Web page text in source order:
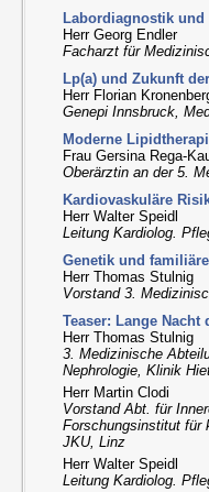
Labordiagnostik
Herr Georg Endler
Facharzt für
Lp(a) und Zukunft
Herr Florian
Genepi Innsbruck,
Moderne
Frau Gersina Rega-
Oberärztin an der 5.
Kardiovaskuläre
Herr Walter Speidl
Leitung Kardiolog.
Genetik und
Herr Thomas Stulnig
Vorstand 3.
Teaser: Lange
Herr Thomas Stulnig
3. Medizinische
Nephrologie, Klinik
Herr Martin Clodi
Vorstand Abt. für
Forschungsinstitut für
JKU, Linz
Herr Walter Speidl
Leitung Kardiolog.